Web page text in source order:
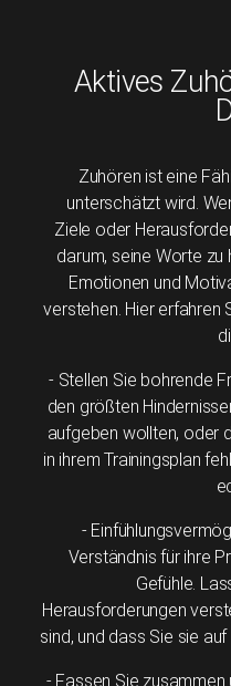
Aktives
Zuhören ist eine
unterschätzt wird.
Ziele oder
darum, seine Worte zu
Emotionen und
verstehen. Hier erfahren
- Stellen Sie bohrende
den größten
aufgeben wollten, oder
in ihrem Trainingsplan
-
Verständnis für ihre
Gefühle.
Herausforderungen
sind, und dass Sie sie
- Fassen Sie